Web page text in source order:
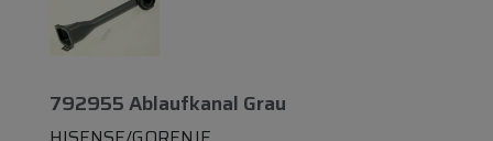
792955 Ablaufkanal Grau